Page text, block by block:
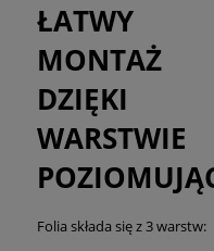
ŁATWY
MONTAŻ
DZIĘKI
WARSTWIE
Folia składa się z 3 warstw: